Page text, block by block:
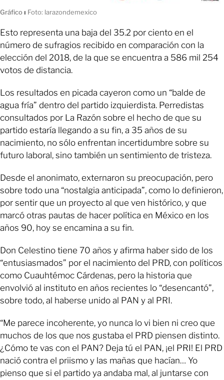
Gráficoı Foto: larazondemexico
Esto representa una baja del 35.2 por ciento en el
número de sufragios recibido en comparación con la
elección del 2018, de la que se encuentra a 586 mil 254
votos de distancia.
Los resultados en picada cayeron como un “balde de
agua fría” dentro del partido izquierdista. Perredistas
consultados por La Razón sobre el hecho de que su
partido estaría llegando a su fin, a 35 años de su
nacimiento, no sólo enfrentan incertidumbre sobre su
futuro laboral, sino también un sentimiento de tristeza.
Desde el anonimato, externaron su preocupación, pero
sobre todo una “nostalgia anticipada”, como lo definieron,
por sentir que un proyecto al que ven histórico, y que
marcó otras pautas de hacer política en México en los
años 90, hoy se encamina a su fin.
Don Celestino tiene 70 años y afirma haber sido de los
“entusiasmados” por el nacimiento del PRD, con políticos
como Cuauhtémoc Cárdenas, pero la historia que
envolvió al instituto en años recientes lo “desencantó”,
sobre todo, al haberse unido al PAN y al PRI.
“Me parece incoherente, yo nunca lo vi bien ni creo que
muchos de los que nos gustaba el PRD piensen distinto.
¿Cómo te vas con el PAN? Deja tú el PAN, ¡el PRI! El PRD
nació contra el priismo y las mañas que hacían… Yo
pienso que si el partido ya andaba mal, al juntarse con